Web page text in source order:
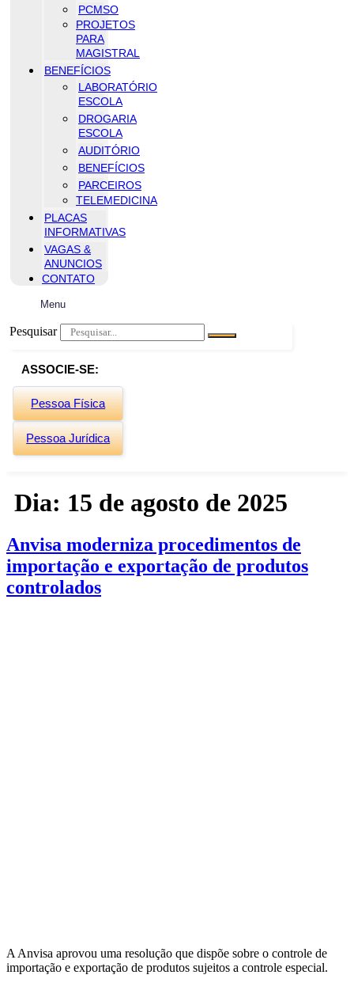
PCMSO
PROJETOS
PARA
MAGISTRAL
BENEFÍCIOS
LABORATÓRIO
ESCOLA
DROGARIA
ESCOLA
AUDITÓRIO
BENEFÍCIOS
PARCEIROS
TELEMEDICINA
PLACAS
INFORMATIVAS
VAGAS &
ANUNCIOS
CONTATO
Menu
Pesquisar
ASSOCIE-SE:
Pessoa Física
Pessoa Jurídica
Dia: 15 de agosto de 2025
Anvisa moderniza procedimentos de
importação e exportação de produtos
controlados
A Anvisa aprovou uma resolução que dispõe sobre o controle de
importação e exportação de produtos sujeitos a controle especial.